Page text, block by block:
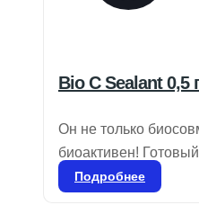
Bio C Sealant 0,5
Он не только
биоактивен!
применению
Подробнее